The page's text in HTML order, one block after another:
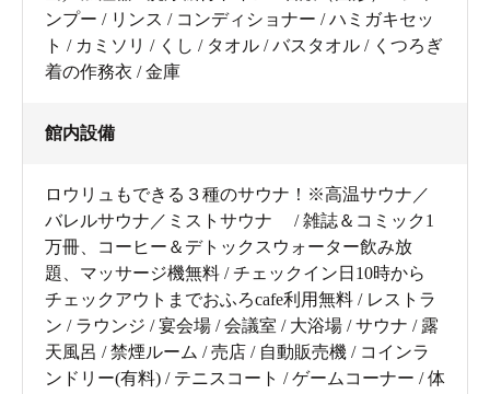
ンプー / リンス / コンディショナー / ハミガキセッ
ト / カミソリ / くし / タオル / バスタオル / くつろぎ
着の作務衣 / 金庫
館内設備
ロウリュもできる３種のサウナ！※高温サウナ／
バレルサウナ／ミストサウナ / 雑誌＆コミック1
万冊、コーヒー＆デトックスウォーター飲み放
題、マッサージ機無料 / チェックイン日10時から
チェックアウトまでおふろcafe利用無料 / レストラ
ン / ラウンジ / 宴会場 / 会議室 / 大浴場 / サウナ / 露
天風呂 / 禁煙ルーム / 売店 / 自動販売機 / コインラ
ンドリー(有料) / テニスコート / ゲームコーナー / 体